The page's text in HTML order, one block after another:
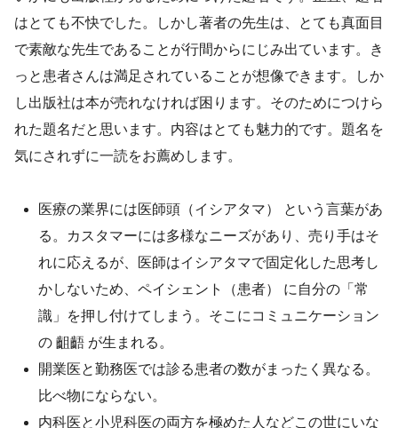
はとても不快でした。しかし著者の先生は、とても真面目
で素敵な先生であることが行間からにじみ出ています。き
っと患者さんは満足されていることが想像できます。しか
し出版社は本が売れなければ困ります。そのためにつけら
れた題名だと思います。内容はとても魅力的です。題名を
気にされずに一読をお薦めします。
医療の業界には医師頭（イシアタマ） という言葉があ
る。カスタマーには多様なニーズがあり、売り手はそ
れに応えるが、医師はイシアタマで固定化した思考し
かしないため、ペイシェント（患者） に自分の「常
識」を押し付けてしまう。そこにコミュニケーション
の 齟齬 が生まれる。
開業医と勤務医では診る患者の数がまったく異なる。
比べ物にならない。
内科医と小児科医の両方を極めた人などこの世にいな